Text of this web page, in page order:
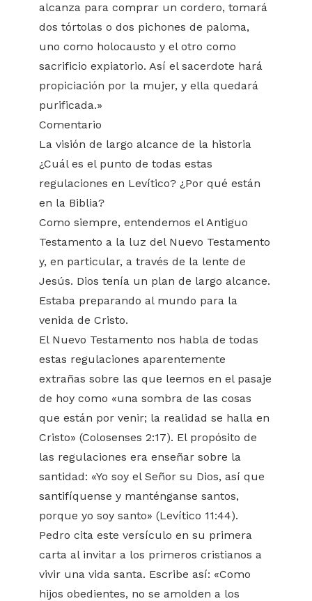
alcanza para comprar un cordero, tomará
dos tórtolas o dos pichones de paloma,
uno como holocausto y el otro como
sacrificio expiatorio. Así el sacerdote hará
propiciación por la mujer, y ella quedará
purificada.»
Comentario
La visión de largo alcance de la historia
¿Cuál es el punto de todas estas
regulaciones en Levítico? ¿Por qué están
en la Biblia?
Como siempre, entendemos el Antiguo
Testamento a la luz del Nuevo Testamento
y, en particular, a través de la lente de
Jesús. Dios tenía un plan de largo alcance.
Estaba preparando al mundo para la
venida de Cristo.
El Nuevo Testamento nos habla de todas
estas regulaciones aparentemente
extrañas sobre las que leemos en el pasaje
de hoy como «una sombra de las cosas
que están por venir; la realidad se halla en
Cristo» (Colosenses 2:17). El propósito de
las regulaciones era enseñar sobre la
santidad: «Yo soy el Señor su Dios, así que
santifíquense y manténganse santos,
porque yo soy santo» (Levítico 11:44).
Pedro cita este versículo en su primera
carta al invitar a los primeros cristianos a
vivir una vida santa. Escribe así: «Como
hijos obedientes, no se amolden a los